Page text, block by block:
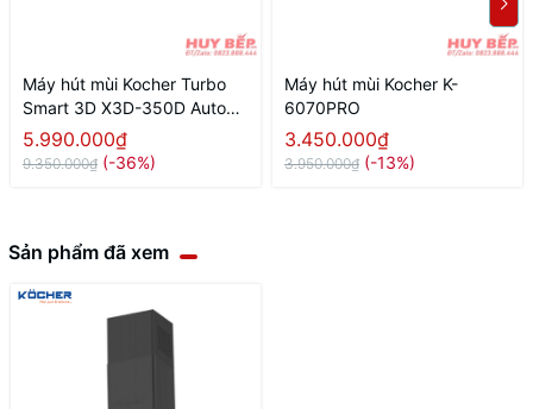
Máy hút mùi Kocher Turbo
Smart 3D X3D-350D Auto
Clean
5.990.000₫
9.350.000₫ (-36%)
Máy hút mùi Kocher K-
6070PRO
3.450.000₫
3.950.000₫ (-13%)
Sản phẩm đã xem